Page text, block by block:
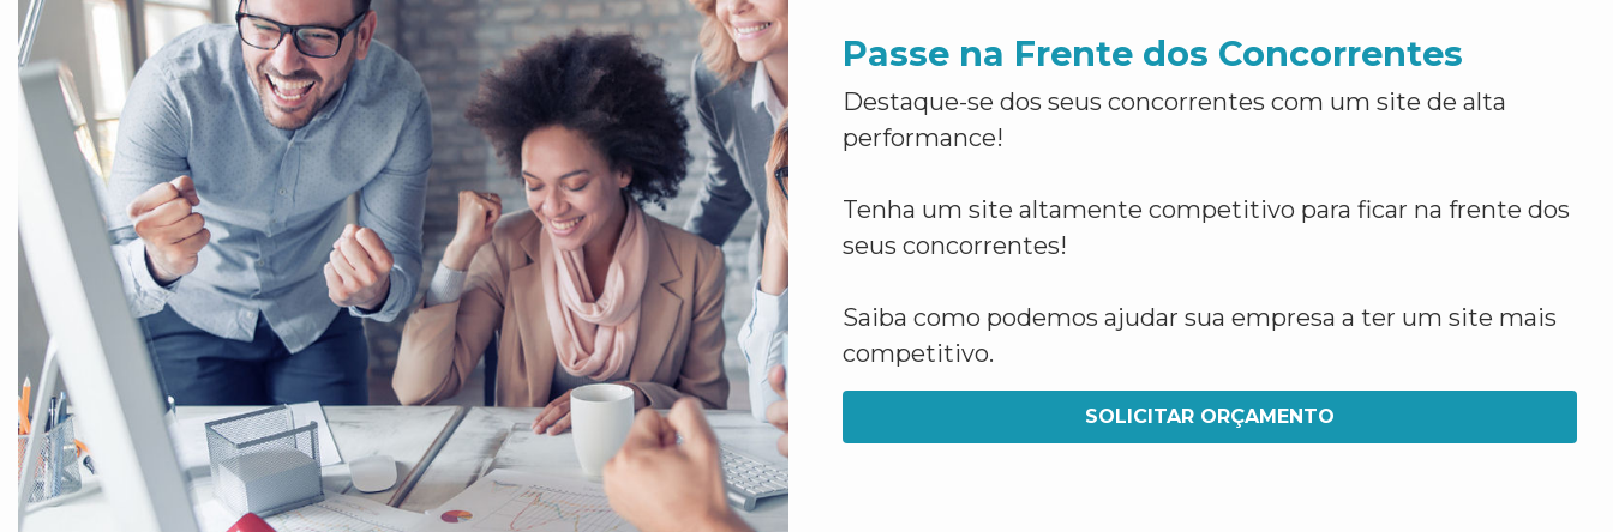
Passe na Frente dos Concorrentes
Destaque-se dos seus concorrentes com um site de alta
performance!
Tenha um site altamente competitivo para ficar na frente dos
seus concorrentes!
Saiba como podemos ajudar sua empresa a ter um site mais
competitivo.
SOLICITAR ORÇAMENTO